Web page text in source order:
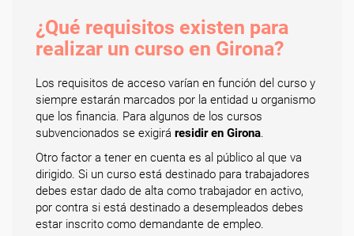
¿Qué requisitos existen para
realizar un curso en Girona?
Los requisitos de acceso varían en función del curso y
siempre estarán marcados por la entidad u organismo
que los financia. Para algunos de los cursos
subvencionados se exigirá residir en Girona.
Otro factor a tener en cuenta es al público al que va
dirigido. Si un curso está destinado para trabajadores
debes estar dado de alta como trabajador en activo,
por contra si está destinado a desempleados debes
estar inscrito como demandante de empleo.